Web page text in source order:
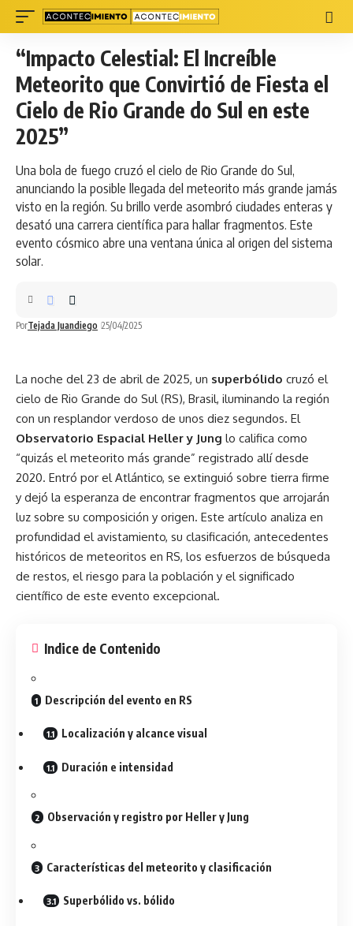
“Impacto Celestial: El Increíble
Meteorito que Convirtió de Fiesta el
Cielo de Rio Grande do Sul en este
2025”
Una bola de fuego cruzó el cielo de Rio Grande do Sul,
anunciando la posible llegada del meteorito más grande jamás
visto en la región. Su brillo verde asombró ciudades enteras y
desató una carrera científica para hallar fragmentos. Este
evento cósmico abre una ventana única al origen del sistema
solar.
PorTejada Juandiego 25/04/2025
La noche del 23 de abril de 2025, un superbólido cruzó el
cielo de Rio Grande do Sul (RS), Brasil, iluminando la región
con un resplandor verdoso de unos diez segundos. El
Observatorio Espacial Heller y Jung lo califica como
“quizás el meteorito más grande” registrado allí desde
2020. Entró por el Atlántico, se extinguió sobre tierra firme
y dejó la esperanza de encontrar fragmentos que arrojarán
luz sobre su composición y origen. Este artículo analiza en
profundidad el avistamiento, su clasificación, antecedentes
históricos de meteoritos en RS, los esfuerzos de búsqueda
de restos, el riesgo para la población y el significado
científico de este evento excepcional.
Indice de Contenido
Descripción del evento en RS
Localización y alcance visual
Duración e intensidad
Observación y registro por Heller y Jung
Características del meteorito y clasificación
Superbólido vs. bólido